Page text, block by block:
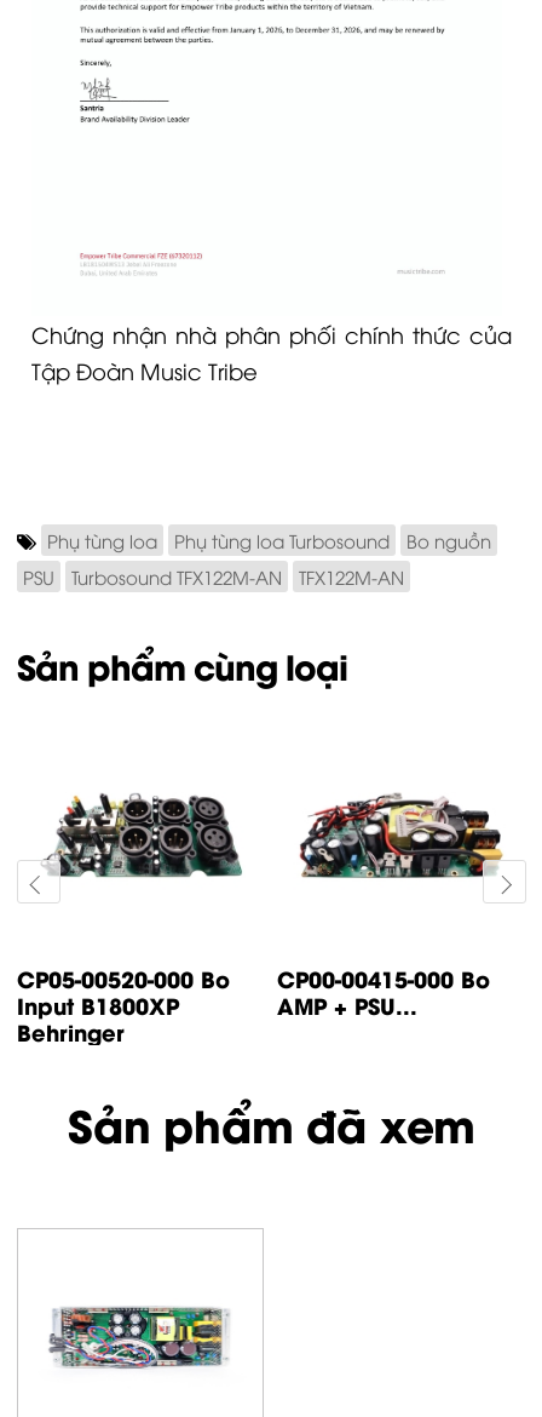
Chứng nhận nhà phân phối chính thức của
Tập Đoàn Music Tribe
Phụ tùng loa Phụ tùng loa Turbosound
Bo nguồn
PSU
Turbosound TFX122M-AN TFX122M-AN
Sản phẩm cùng loại
CP05-00520-000 Bo
Input B1800XP
Behringer
CP00-00415-000 Bo
AMP + PSU...
Sản phẩm đã xem